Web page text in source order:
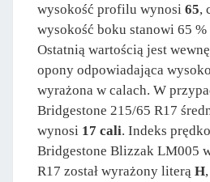
wysokość profilu wynosi 65,
wysokość boku stanowi 65
Ostatnią wartością jest
opony odpowiadająca
wyrażona w calach. W
Bridgestone 215/65 R17
wynosi 17 cali. Indeks
Bridgestone Blizzak LM005
R17 został wyrażony literą H